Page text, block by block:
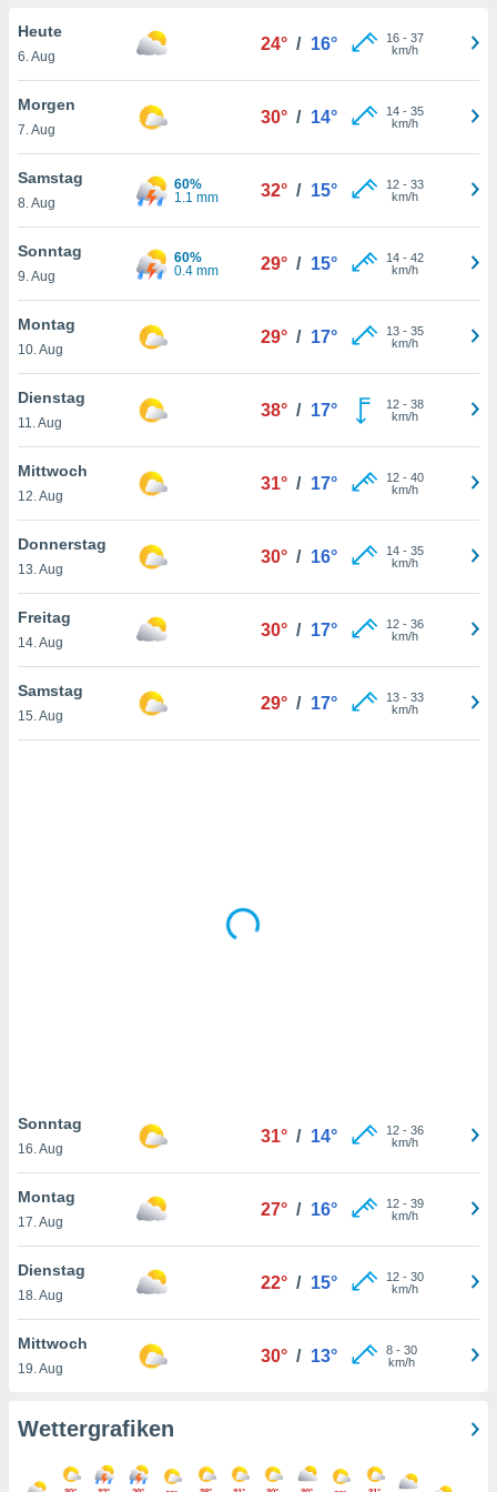
Partner
es uns
Profil zu
Ihnen
Inhalte
Weitere
finden
. Sie
Sie
Rand
der
sind,
nicht
können
von
Sie
Heute
6. Aug
24° / 16° 16- 37
km/h
Morgen
7. Aug
30° / 14° 14- 35
km/h
Samstag
8. Aug
60%
1.1 mm
32° / 15° 12- 33
km/h
Sonntag
9. Aug
60%
0.4 mm
29° / 15° 14- 42
km/h
Montag
10. Aug
29° / 17° 13- 35
km/h
Dienstag
11. Aug
38° / 17° 12- 38
km/h
Mittwoch
12. Aug
31° / 17° 12- 40
km/h
Donnerstag
13. Aug
30° / 16° 14- 35
km/h
Freitag
14. Aug
30° / 17° 12- 36
km/h
Samstag
15. Aug
29° / 17° 13- 33
km/h
Sonntag
16. Aug
31° / 14° 12- 36
km/h
Montag
17. Aug
27° / 16° 12- 39
km/h
Dienstag
18. Aug
22° / 15° 12- 30
km/h
Mittwoch
19. Aug
30° / 13° 8- 30
km/h
Wettergrafiken